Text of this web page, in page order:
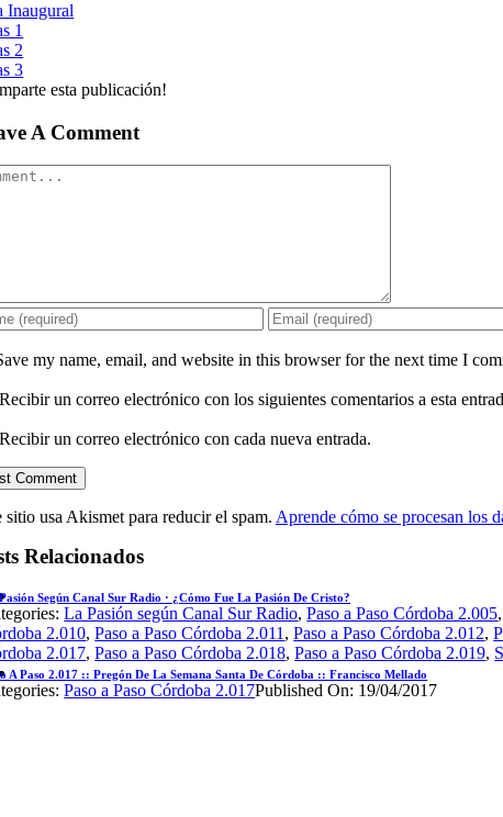
Inaugural
1
2
3
esta publicación!
A Comment
my name, email, and website in this browser for the next time I
un correo electrónico con los siguientes comentarios a esta
un correo electrónico con cada nueva entrada.
sitio usa Akismet para reducir el spam. Aprende cómo se procesan los
Relacionados
Según Canal Sur Radio · ¿Cómo Fue La Pasión De Cristo?
La Pasión según Canal Sur Radio,Paso a Paso Córdoba 2.005
2.010,Paso a Paso Córdoba 2.011,Paso a Paso Córdoba 2.012,
2.017,Paso a Paso Córdoba 2.018,Paso a Paso Córdoba 2.019,
A Paso 2.017 :: Pregón De La Semana Santa De Córdoba :: Francisco Mellado
Paso a Paso Córdoba 2.017Published On: 19/04/2017